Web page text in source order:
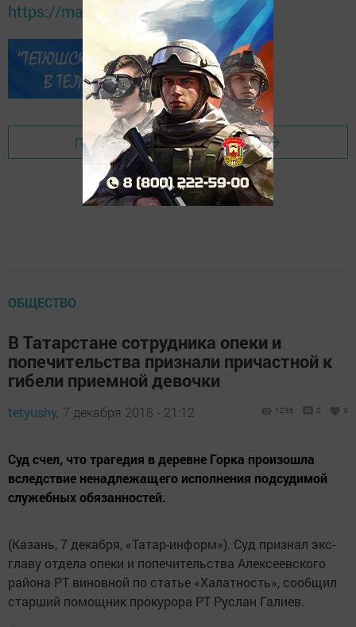
https://max.ru/tatmedia
Перейти на страницу новости
ОБЩЕСТВО
В Татарстане сотрудника опеки и
попечительства признали причастной к
гибели приемной девочки
tetyushy, 7 декабря 2018 - 21:12 1236 0 3
Суд счел, что трагедия в деревне Горка произошла
вследствие ненадлежащего исполнения подсудимой
служебных обязанностей.
(Казань, 7 декабря, «Татар-информ»). Суд признал экс-
главу отдела опеки и попечительства Алексеевского
района РТ виновной по статье «Халатность», сообщил
старший помощник прокурора РТ Руслан Галиев.